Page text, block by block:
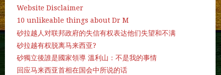
Website Disclaimer
10 unlikeable things about Dr M
砂拉越人对联邦政府的失信有权表达他们失望和不满
砂拉越有权脱离马来西亚?
砂獨立後誰是國家領導 溫利山：不是我的事情
回应马来西亚首相在国会中所说的话